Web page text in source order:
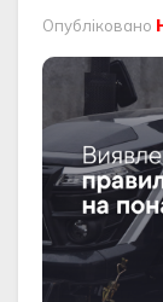
Опубліковано